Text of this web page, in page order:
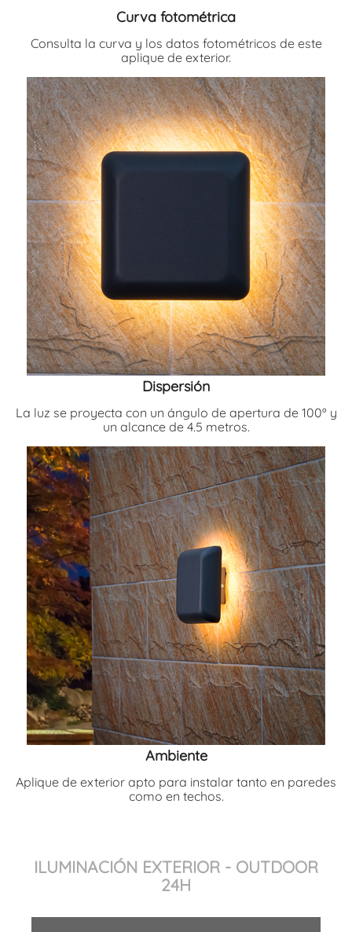
Curva fotométrica
Consulta la curva y los datos fotométricos de este
aplique de exterior.
Dispersión
La luz se proyecta con un ángulo de apertura de 100º y
un alcance de 4.5 metros.
Ambiente
Aplique de exterior apto para instalar tanto en paredes
como en techos.
ILUMINACIÓN EXTERIOR - OUTDOOR
24H